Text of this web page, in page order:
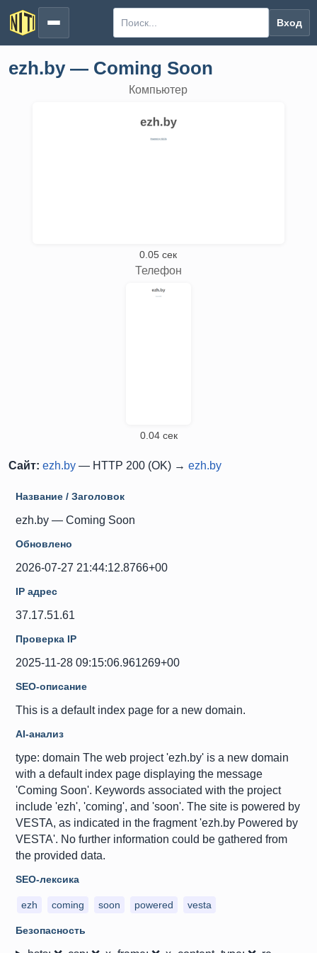
Вход
ezh.by — Coming Soon
Компьютер
0.05 сек
Телефон
0.04 сек
Сайт: ezh.by — HTTP 200 (OK) → ezh.by
Название / Заголовок
ezh.by — Coming Soon
Обновлено
2026-07-27 21:44:12.8766+00
IP адрес
37.17.51.61
Проверка IP
2025-11-28 09:15:06.961269+00
SEO-описание
This is a default index page for a new domain.
AI-анализ
type: domain The web project 'ezh.by' is a new domain
with a default index page displaying the message
'Coming Soon'. Keywords associated with the project
include 'ezh', 'coming', and 'soon'. The site is powered by
VESTA, as indicated in the fragment 'ezh.by Powered by
VESTA'. No further information could be gathered from
the provided data.
SEO-лексика
ezh coming soon powered vesta
Безопасность